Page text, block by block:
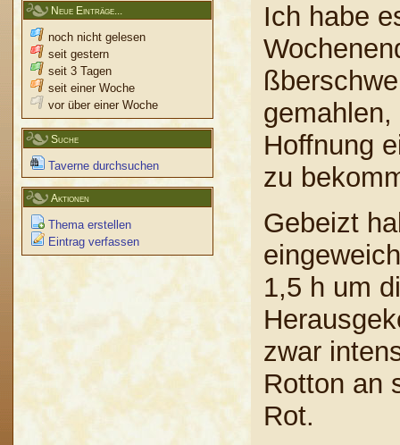
Neue Einträge...
noch nicht gelesen
seit gestern
seit 3 Tagen
seit einer Woche
vor über einer Woche
Suche
Taverne durchsuchen
Aktionen
Thema erstellen
Eintrag verfassen
Ich habe
Hoffnung
zu
Gebeizt
1,5 h um
zwar
Rotton an
Rot.